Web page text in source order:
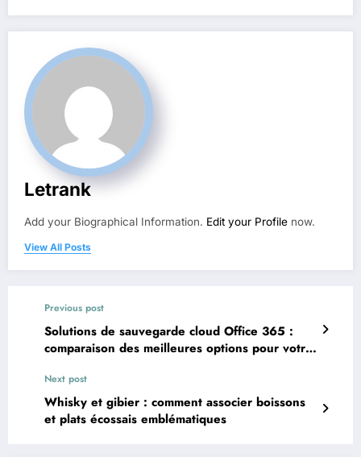
Letrank
Add your Biographical Information. Edit your Profile now.
View All Posts
Previous post
Solutions de sauvegarde cloud Office 365 :
comparaison des meilleures options pour votre
Next post
Whisky et gibier : comment associer boissons
et plats écossais emblématiques